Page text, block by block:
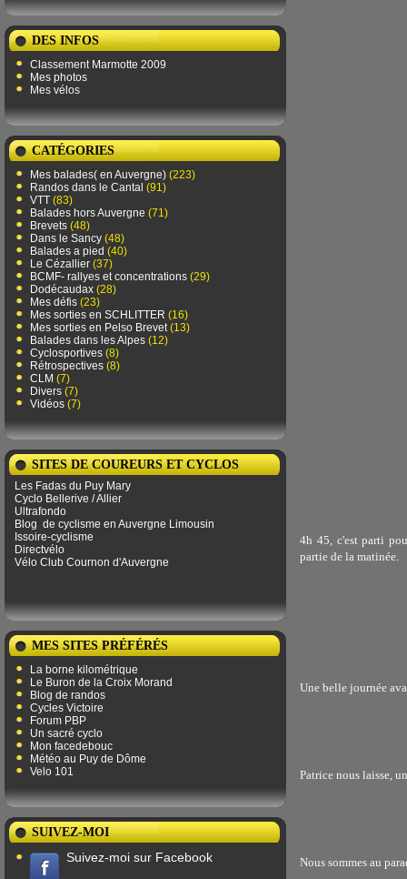
DES INFOS
Classement Marmotte 2009
Mes photos
Mes vélos
CATÉGORIES
Mes balades( en Auvergne) (223)
Randos dans le Cantal (91)
VTT (83)
Balades hors Auvergne (71)
Brevets (48)
Dans le Sancy (48)
Balades a pied (40)
Le Cézallier (37)
BCMF- rallyes et concentrations (29)
Dodécaudax (28)
Mes défis (23)
Mes sorties en SCHLITTER (16)
Mes sorties en Pelso Brevet(13)
Balades dans les Alpes (12)
Cyclosportives (8)
Rétrospectives (8)
CLM (7)
Divers (7)
Vidéos (7)
SITES DE COUREURS ET CYCLOS
Les Fadas du Puy Mary
Cyclo Bellerive / Allier
Ultrafondo
Blog de ​​cyclisme en Auvergne Limousin
Issoire-cyclisme
Directvélo
Vélo Club Cournon d'Auvergne
MES SITES PRÉFÉRÉS
La borne kilométrique
Le Buron de la Croix Morand
Blog de randos
Cycles Victoire
Forum PBP
Un sacré cyclo
Mon facedebouc
Météo au Puy de Dôme
Velo 101
SUIVEZ-MOI
Suivez-moi sur Facebook
4h 45, c'est parti
partie de la matinée.
Une belle journée
Patrice nous laisse,
Nous sommes au